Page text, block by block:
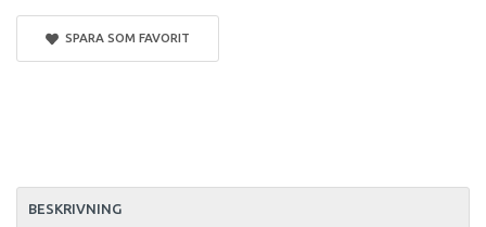
SPARA SOM FAVORIT
BESKRIVNING